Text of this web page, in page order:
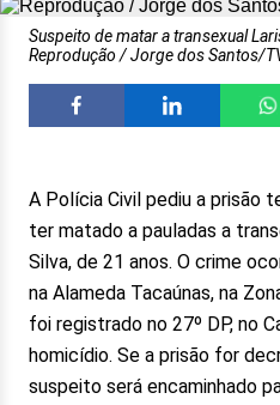
Suspeito de matar a transexual
Reprodução / Jorge dos Santos/
A Polícia Civil pediu a prisão
ter matado a pauladas a
Silva, de 21 anos. O crime
na Alameda Tacaúnas, na
foi registrado no 27º DP, no
homicídio. Se a prisão for
suspeito será encaminhado